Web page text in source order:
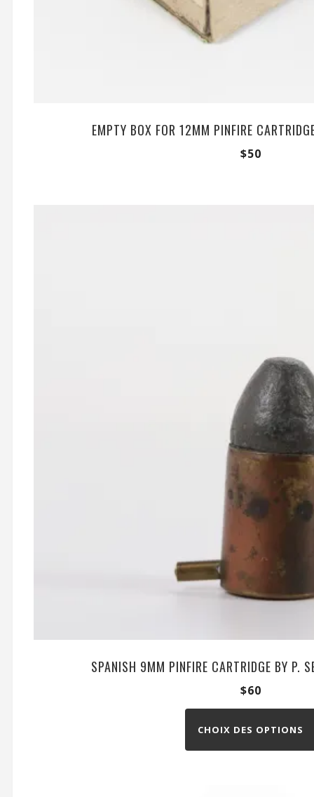
EMPTY BOX FOR 12MM PINFIRE
$50
SPANISH 9MM PINFIRE CARTRIDGE BY P.
$60
CHOIX DES OPTIONS